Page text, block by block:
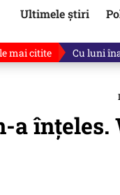
Ultimele știri
mai citite De ce a
a